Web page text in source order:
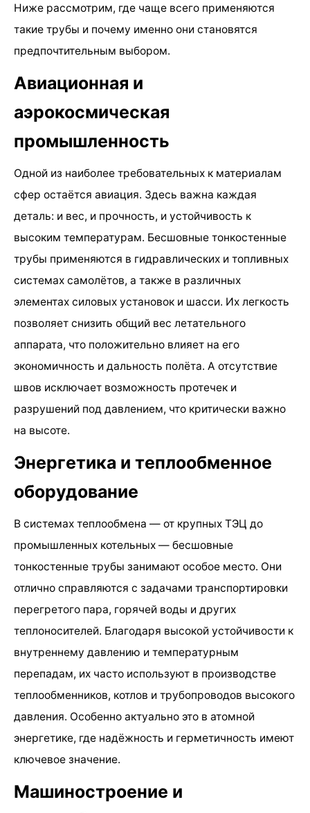
Ниже рассмотрим, где чаще всего применяются
такие трубы и почему именно они становятся
предпочтительным выбором.
Авиационная и
аэрокосмическая
промышленность
Одной из наиболее требовательных к материалам
сфер остаётся авиация. Здесь важна каждая
деталь: и вес, и прочность, и устойчивость к
высоким температурам. Бесшовные тонкостенные
трубы применяются в гидравлических и топливных
системах самолётов, а также в различных
элементах силовых установок и шасси. Их легкость
позволяет снизить общий вес летательного
аппарата, что положительно влияет на его
экономичность и дальность полёта. А отсутствие
швов исключает возможность протечек и
разрушений под давлением, что критически важно
на высоте.
Энергетика и теплообменное
оборудование
В системах теплообмена — от крупных ТЭЦ до
промышленных котельных — бесшовные
тонкостенные трубы занимают особое место. Они
отлично справляются с задачами транспортировки
перегретого пара, горячей воды и других
теплоносителей. Благодаря высокой устойчивости к
внутреннему давлению и температурным
перепадам, их часто используют в производстве
теплообменников, котлов и трубопроводов высокого
давления. Особенно актуально это в атомной
энергетике, где надёжность и герметичность имеют
ключевое значение.
Машиностроение и